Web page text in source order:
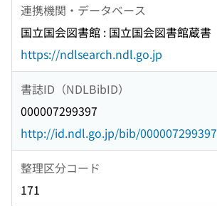
連携機関・データベース
国立国会図書館 : 国立国会図書館蔵書
https://ndlsearch.ndl.go.jp
書誌ID（NDLBibID）
000007299397
http://id.ndl.go.jp/bib/000007299397
整理区分コード
171